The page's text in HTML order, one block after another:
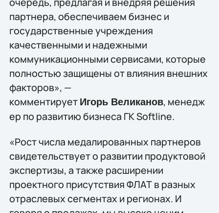
партнера, обеспечиваем бизнес и
государственные учреждения
качественными и надежными
коммуникационными сервисами, которые
полностью защищены от влияния внешних
факторов», —
комментирует Игорь Великанов, менедж
ер по развитию бизнеса ГК Softline.
«Рост числа медалированных партнеров
свидетельствует о развитии продуктовой
экспертизы, а также расширении
проектного присутствия ФЛАТ в разных
отраслевых сегментах и регионах. И